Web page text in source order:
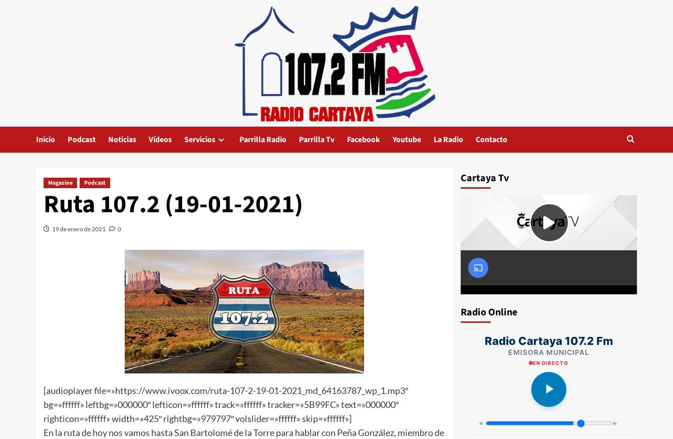
Inicio Podcast Noticias Vídeos Servicios Parrilla Radio Parrilla Tv Facebook Youtube La Radio Contacto
Magazine Podcast
Ruta 107.2 (19-01-2021)
19 de enero de 2021 0
[audioplayer file=»https://www.ivoox.com/ruta-107-2-19-01-2021_md_64163787_wp_1.mp3″
bg=»ffffff» leftbg=»000000″ lefticon=»ffffff» track=»ffffff» tracker=»5B99FC» text=»000000″
righticon=»ffffff» width=»425″ rightbg=»979797″ volslider=»ffffff» skip=»ffffff»]
En la ruta de hoy nos vamos hasta San Bartolomé de la Torre para hablar con Peña González, miembro de
Cartaya Tv
Radio Online
Radio Cartaya 107.2 Fm
EMISORA MUNICIPAL
EN DIRECTO